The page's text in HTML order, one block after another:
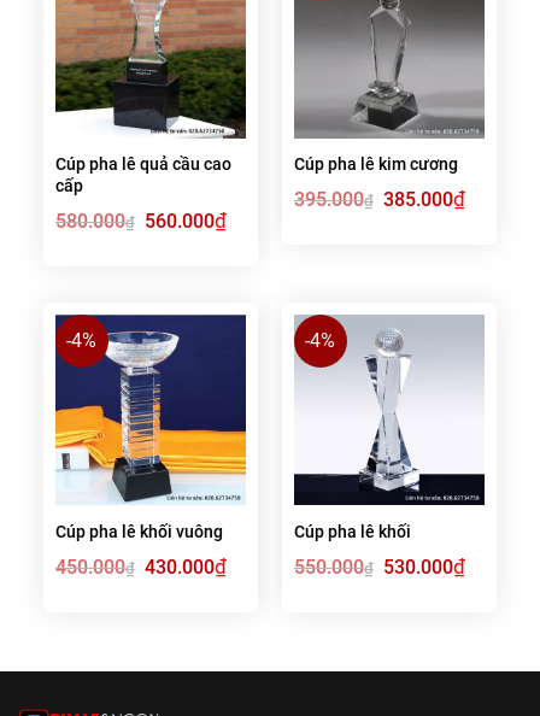
Cúp pha lê quả cầu cao
cấp
580.000₫
Giá
gốc
560.000₫Giá
hiện
Cúp pha lê kim cương
395.000₫ Giá
gốc
385.000₫Giá
hiện
-4%
Cúp pha lê khối vuông
450.000₫
Giá
gốc
430.000₫Giá
hiện
-4%
Cúp pha lê khối
550.000₫
Giá
gốc
530.000₫Giá
hiện